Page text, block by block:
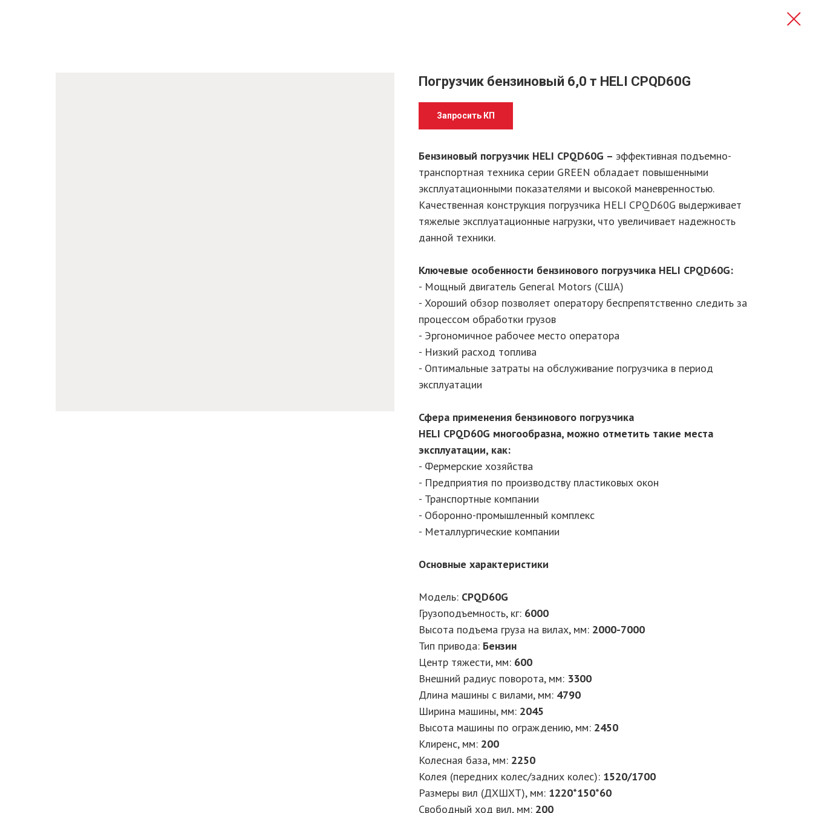
Погрузчик бензиновый 6,0 т HELI CPQD60G
Запросить КП
Бензиновый погрузчик HELI CPQD60G – эффективная подъемно-
транспортная техника серии GREEN обладает повышенными
эксплуатационными показателями и высокой маневренностью.
Качественная конструкция погрузчика HELI CPQD60G выдерживает
тяжелые эксплуатационные нагрузки, что увеличивает надежность
данной техники.
Ключевые особенности бензинового погрузчика HELI CPQD60G:
- Мощный двигатель General Motors (США)
- Хороший обзор позволяет оператору беспрепятственно следить за
процессом обработки грузов
- Эргономичное рабочее место оператора
- Низкий расход топлива
- Оптимальные затраты на обслуживание погрузчика в период
эксплуатации
Сфера применения бензинового погрузчика
HELI CPQD60G многообразна, можно отметить такие места
эксплуатации, как:
- Фермерские хозяйства
- Предприятия по производству пластиковых окон
- Транспортные компании
- Оборонно-промышленный комплекс
- Металлургические компании
Основные характеристики
Модель: CPQD60G
Грузоподъемность, кг: 6000
Высота подъема груза на вилах, мм: 2000-7000
Тип привода: Бензин
Центр тяжести, мм: 600
Внешний радиус поворота, мм: 3300
Длина машины с вилами, мм: 4790
Ширина машины, мм: 2045
Высота машины по ограждению, мм: 2450
Клиренс, мм: 200
Колесная база, мм: 2250
Колея (передних колес/задних колес): 1520/1700
Размеры вил (ДXШXТ), мм: 1220*150*60
Свободный ход вил, мм: 200